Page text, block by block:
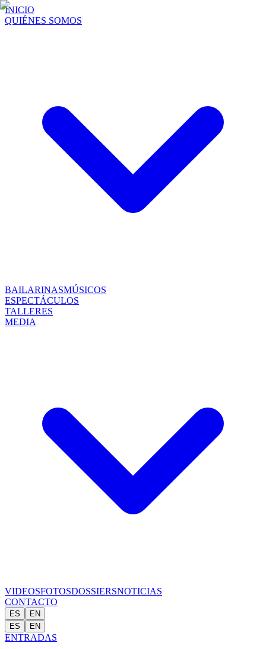
INICIO
QUIÉNES SOMOS
BAILARINASMÚSICOS
ESPECTÁCULOS
TALLERES
MEDIA
VIDEOSFOTOSDOSSIERSNOTICIAS
CONTACTO
ES
EN
ES
EN
ENTRADAS